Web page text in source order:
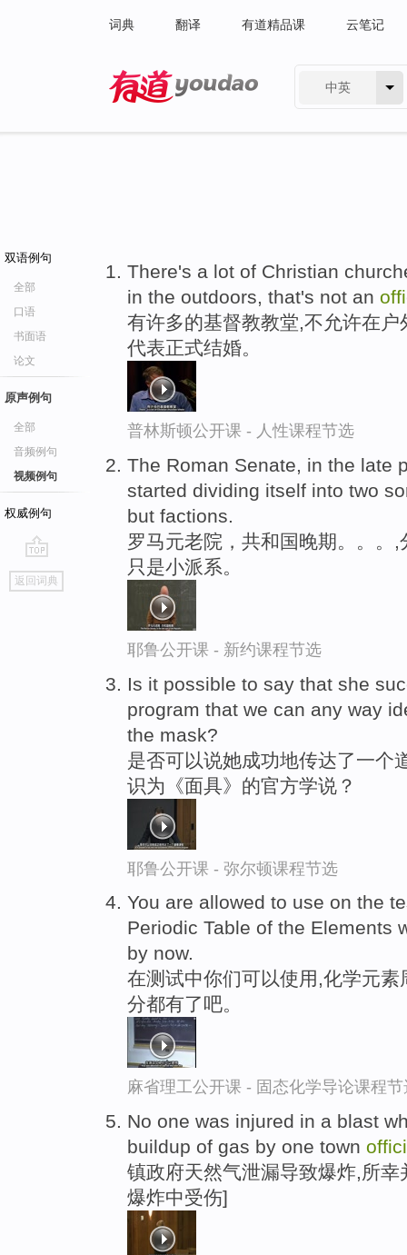
词典 翻译 有道精品课 云笔记
中英
双语例句
全部
口语
书面语
论文
原声例句
全部
音频例句
视频例句
权威例句
go
top
返回词典
There's a lot of Christian
in the outdoors, that's not an
有许多的基督教教堂,不允许在
代表正式结婚。
普林斯顿公开课 - 人性课程节选
The Roman Senate, in the late
started dividing itself into two
but factions.
罗马元老院，共和国晚期。。。
只是小派系。
耶鲁公开课 - 新约课程节选
Is it possible to say that she
program that we can any way
the mask?
是否可以说她成功地传达了一个
识为《面具》的官方学说？
耶鲁公开课 - 弥尔顿课程节选
You are allowed to use on the
Periodic Table of the Elements
by now.
在测试中你们可以使用,化学元
分都有了吧。
麻省理工公开课 - 固态化学导论课程节
No one was injured in a blast
buildup of gas by one town
镇政府天然气泄漏导致爆炸,所
爆炸中受伤]